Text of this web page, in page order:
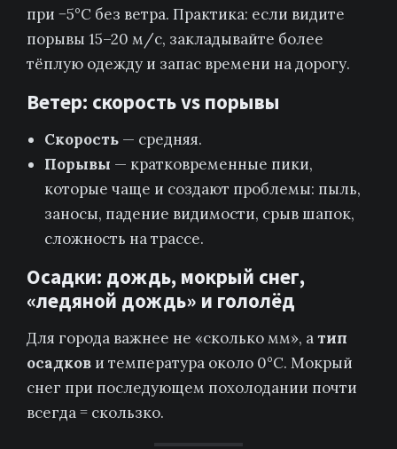
при −5°C без ветра. Практика: если видите
порывы 15–20 м/с, закладывайте более
тёплую одежду и запас времени на дорогу.
Ветер: скорость vs порывы
Скорость — средняя.
Порывы — кратковременные пики,
которые чаще и создают проблемы: пыль,
заносы, падение видимости, срыв шапок,
сложность на трассе.
Осадки: дождь, мокрый снег,
«ледяной дождь» и гололёд
Для города важнее не «сколько мм», атип
осадков и температура около 0°C. Мокрый
снег при последующем похолодании почти
всегда = скользко.